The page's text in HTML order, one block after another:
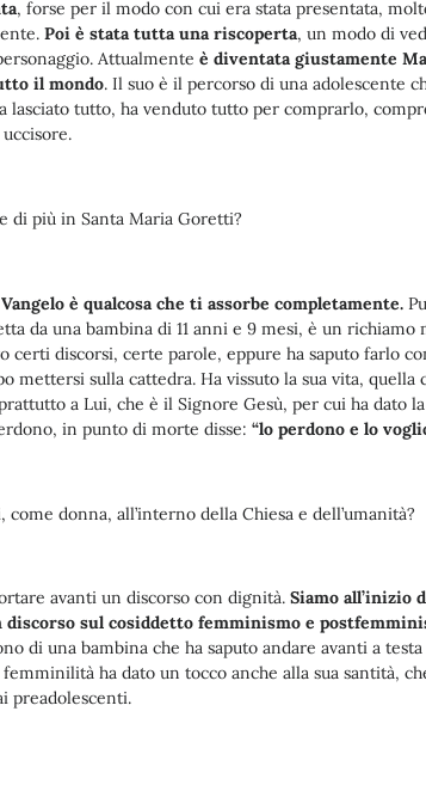
, forse per il modo con cui era stata presentata,
Poi è stata tutta una riscoperta, un modo di
Attualmente è diventata giustamente
il mondo. Il suo è il percorso di una adolescente
lasciato tutto, ha venduto tutto per comprarlo,
di più in Santa Maria Goretti?
è qualcosa che ti assorbe completamente.
da una bambina di 11 anni e 9 mesi, è un richiamo
certi discorsi, certe parole, eppure ha saputo farlo
mettersi sulla cattedra. Ha vissuto la sua vita, quella
a Lui, che è il Signore Gesù, per cui ha dato
in punto di morte disse: “lo perdono e lo
donna, all’interno della Chiesa e dell’umanità?
avanti un discorso con dignità. Siamo all’inizio
sul cosiddetto femminismo e
di una bambina che ha saputo andare avanti a
femminilità ha dato un tocco anche alla sua santità,
preadolescenti.